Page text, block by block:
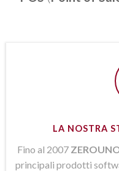
LA NOSTRA
Fino al 2007
principali prodotti